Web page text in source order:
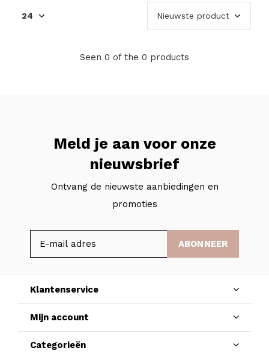
Seen 0 of the 0 products
Meld je aan voor onze
nieuwsbrief
Ontvang de nieuwste aanbiedingen en
promoties
ABONNEER
Klantenservice
Mijn account
Categorieën